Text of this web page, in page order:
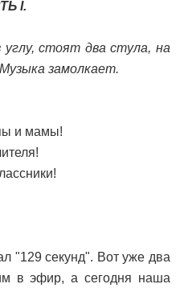
I.
стоят два стула, на
замолкает.
и мамы!
"129 секунд". Вот уже два
в эфир, а сегодня наша